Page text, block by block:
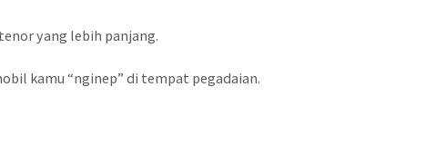
yang lebih panjang.
kamu “nginep” di tempat pegadaian.